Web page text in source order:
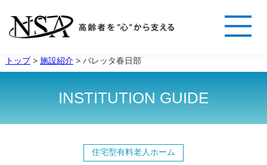
トップ> 施設紹介> バレッタ春日部
INSTITUTION GUIDE
住宅型有料老人ホーム